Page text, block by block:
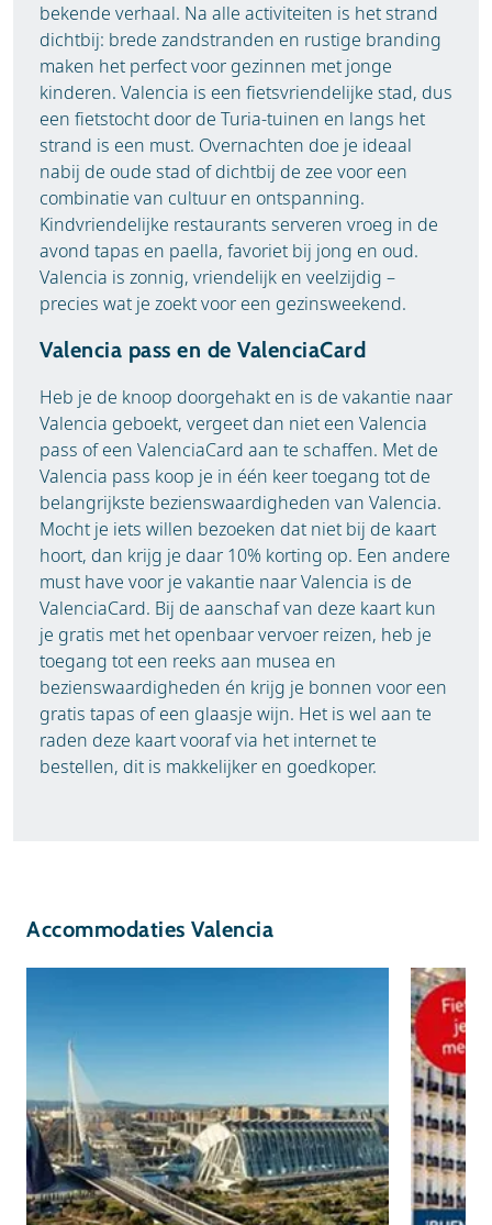
bekende verhaal. Na alle activiteiten is het strand
dichtbij: brede zandstranden en rustige branding
maken het perfect voor gezinnen met jonge
kinderen. Valencia is een fietsvriendelijke stad, dus
een fietstocht door de Turia-tuinen en langs het
strand is een must. Overnachten doe je ideaal
nabij de oude stad of dichtbij de zee voor een
combinatie van cultuur en ontspanning.
Kindvriendelijke restaurants serveren vroeg in de
avond tapas en paella, favoriet bij jong en oud.
Valencia is zonnig, vriendelijk en veelzijdig –
precies wat je zoekt voor een gezinsweekend.
Valencia pass en de ValenciaCard
Heb je de knoop doorgehakt en is de vakantie naar
Valencia geboekt, vergeet dan niet een Valencia
pass of een ValenciaCard aan te schaffen. Met de
Valencia pass koop je in één keer toegang tot de
belangrijkste bezienswaardigheden van Valencia.
Mocht je iets willen bezoeken dat niet bij de kaart
hoort, dan krijg je daar 10% korting op. Een andere
must have voor je vakantie naar Valencia is de
ValenciaCard. Bij de aanschaf van deze kaart kun
je gratis met het openbaar vervoer reizen, heb je
toegang tot een reeks aan musea en
bezienswaardigheden én krijg je bonnen voor een
gratis tapas of een glaasje wijn. Het is wel aan te
raden deze kaart vooraf via het internet te
bestellen, dit is makkelijker en goedkoper.
Accommodaties Valencia